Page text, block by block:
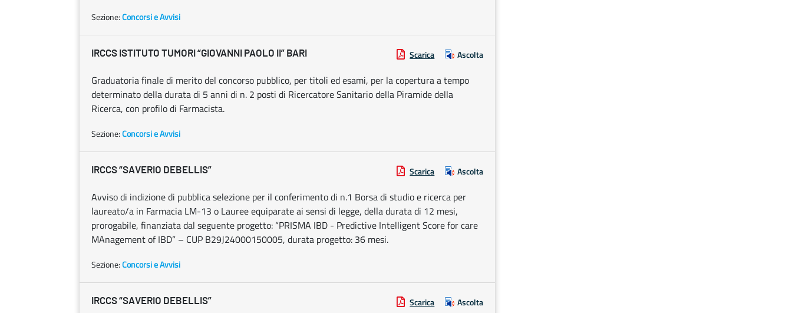
Sezione:Concorsi e Avvisi
IRCCS ISTITUTO TUMORI “GIOVANNI PAOLO II” BARI Scarica Ascolta
Graduatoria finale di merito del concorso pubblico, per titoli ed esami, per la copertura a tempo
determinato della durata di 5 anni di n. 2 posti di Ricercatore Sanitario della Piramide della
Ricerca, con profilo di Farmacista.
Sezione:Concorsi e Avvisi
IRCCS “SAVERIO DEBELLIS” Scarica Ascolta
Avviso di indizione di pubblica selezione per il conferimento di n.1 Borsa di studio e ricerca per
laureato/a in Farmacia LM-13 o Lauree equiparate ai sensi di legge, della durata di 12 mesi,
prorogabile, finanziata dal seguente progetto: “PRISMA IBD - Predictive Intelligent Score for care
MAnagement of IBD” – CUP B29J24000150005, durata progetto: 36 mesi.
Sezione:Concorsi e Avvisi
IRCCS “SAVERIO DEBELLIS” Scarica Ascolta